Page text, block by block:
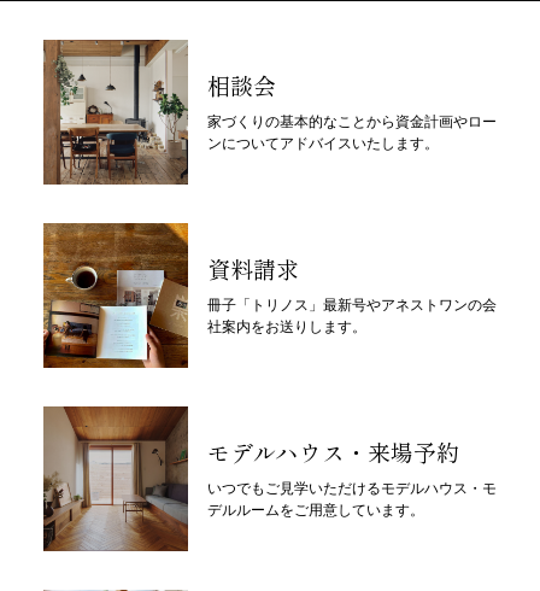
相談会
家づくりの基本的なことから資金計画やロー
ンについてアドバイスいたします。
資料請求
冊子「トリノス」最新号やアネストワンの会
社案内をお送りします。
モデルハウス・来場予約
いつでもご見学いただけるモデルハウス・モ
デルルームをご用意しています。